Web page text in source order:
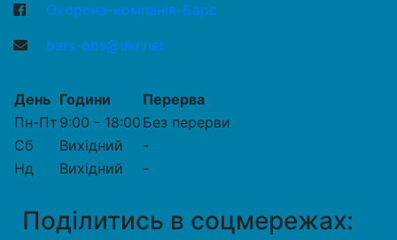
Охорона-компанія-Барс
bars-obs@ukr.net
День Години
Перерва
Пн-Пт 9:00 - 18:00 Без перерви
Сб
Вихідний
-
Нд
Вихідний -
Поділитись в соцмережах: